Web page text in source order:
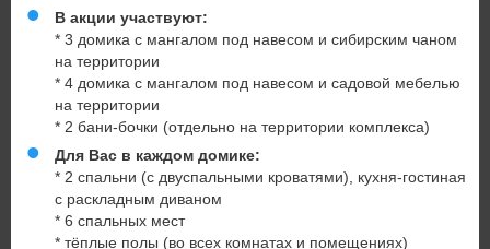
В акции участвуют:
* 3 домика с мангалом под навесом и сибирским чаном
на территории
* 4 домика с мангалом под навесом и садовой мебелью
на территории
* 2 бани-бочки (отдельно на территории комплекса)
Для Вас в каждом домике:
* 2 спальни (с двуспальными кроватями), кухня-гостиная
с раскладным диваном
* 6 спальных мест
* тёплые полы (во всех комнатах и помещениях)